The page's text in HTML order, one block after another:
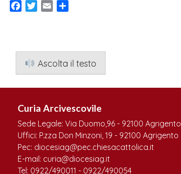
Facebook
TwitterEmail
Ascolta il testo
Curia Arcivescovile
Sede Legale: Via Duomo,96 - 92100 Agrigento
Uffici: P.zza Don Minzoni, 19 - 92100 Agrigento
Pec: diocesiag@pec.chiesacattolica.it
E-mail: curia@diocesiag.it
Tel: 0922/490011 - 0922/490054